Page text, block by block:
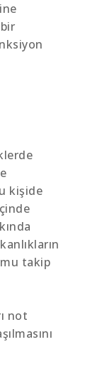
kişide
takip
not